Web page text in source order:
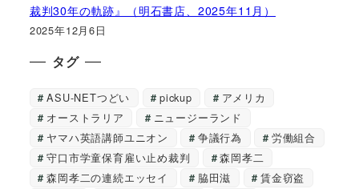
裁判30年の軌跡』（明石書店、2025年11月）
2025年12月6日
タグ
ASU-NETつどい pickup
アメリカ
オーストラリア
ニュージーランド
ヤマハ英語講師ユニオン
争議行為
労働組合
守口市学童保育雇い止め裁判
森岡孝二
森岡孝二の連続エッセイ
脇田滋
賃金窃盗